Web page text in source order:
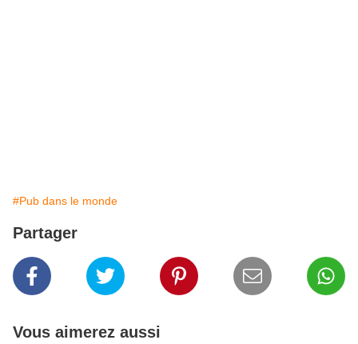
#Pub dans le monde
Partager
Vous aimerez aussi